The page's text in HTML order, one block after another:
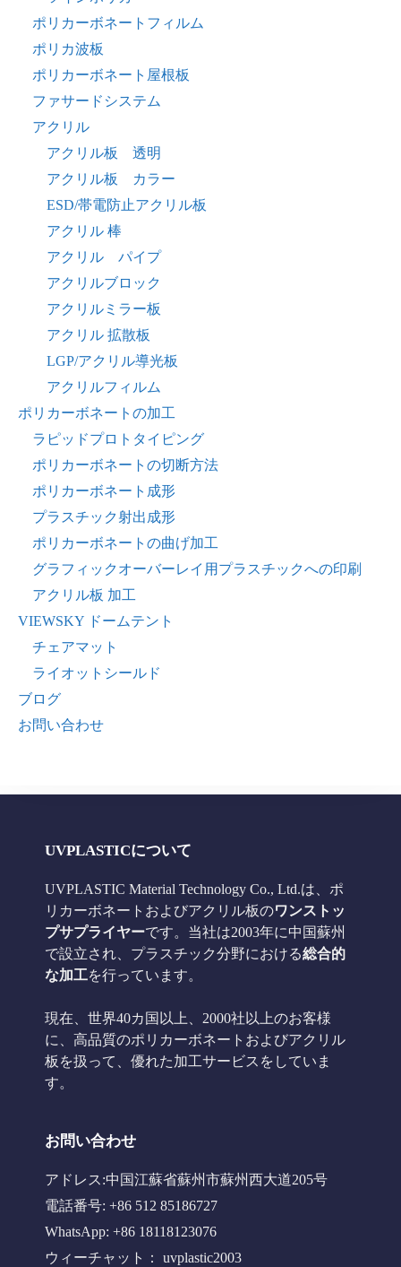
ポリカーボネートフィルム
ポリカ波板
ポリカーボネート屋根板
ファサードシステム
アクリル
アクリル板 透明
アクリル板 カラー
ESD/帯電防止アクリル板
アクリル 棒
アクリル パイプ
アクリルブロック
アクリルミラー板
アクリル 拡散板
LGP/アクリル導光板
アクリルフィルム
ポリカーボネートの加工
ラピッドプロトタイピング
ポリカーボネートの切断方法
ポリカーボネート成形
プラスチック射出成形
ポリカーボネートの曲げ加工
グラフィックオーバーレイ用プラスチックへの印刷
アクリル板 加工
VIEWSKY ドームテント
チェアマット
ライオットシールド
ブログ
お問い合わせ
UVPLASTICについて
UVPLASTIC Material Technology Co., Ltd.は、ポ
リカーボネートおよびアクリル板のワンストッ
プサプライヤーです。当社は2003年に中国蘇州
で設立され、プラスチック分野における総合的
な加工を行っています。
現在、世界40カ国以上、2000社以上のお客様
に、高品質のポリカーボネートおよびアクリル
板を扱って、優れた加工サービスをしていま
す。
お問い合わせ
アドレス:中国江蘇省蘇州市蘇州西大道205号
電話番号: +86 512 85186727
WhatsApp: +86 18118123076
ウィーチャット： uvplastic2003